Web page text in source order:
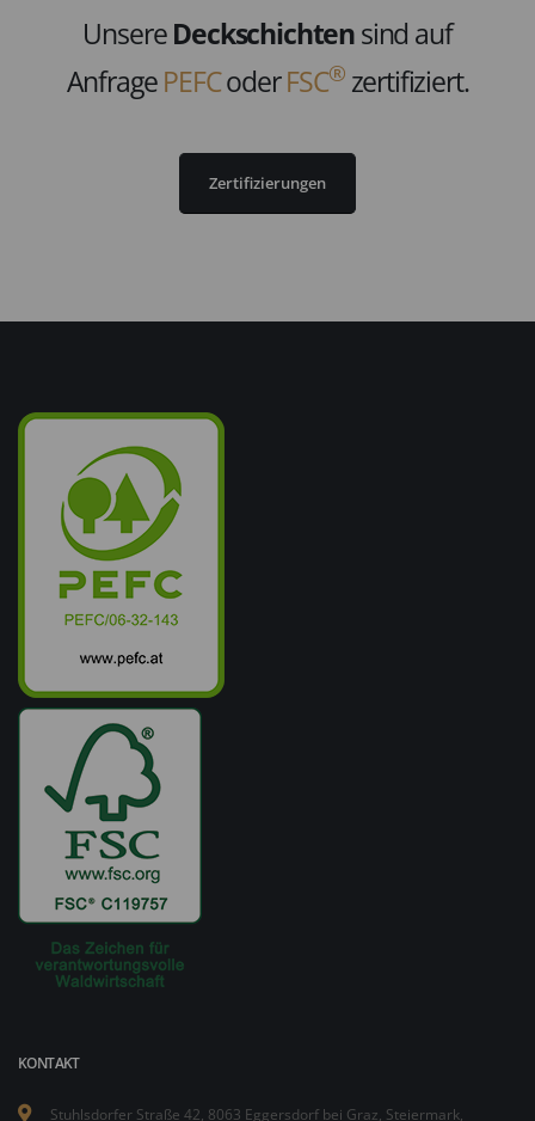
UnsereDeckschichtensind auf
AnfragePEFCoderFSC®zertifiziert.
Zertifizierungen
KONTAKT
Stuhlsdorfer Straße 42, 8063 Eggersdorf bei Graz, Steiermark,